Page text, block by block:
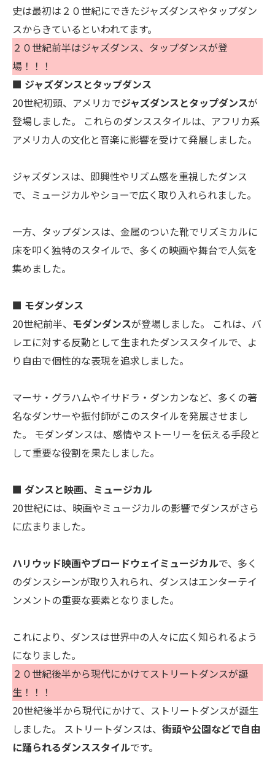
史は最初は２０世紀にできたジャズダンスやタップダン
スからきているといわれてます。
２０世紀前半はジャズダンス、タップダンスが登
場！！！
■ ジャズダンスとタップダンス
20世紀初頭、アメリカでジャズダンスとタップダンスが
登場しました。 これらのダンススタイルは、アフリカ系
アメリカ人の文化と音楽に影響を受けて発展しました。
ジャズダンスは、即興性やリズム感を重視したダンス
で、ミュージカルやショーで広く取り入れられました。
一方、タップダンスは、金属のついた靴でリズミカルに
床を叩く独特のスタイルで、多くの映画や舞台で人気を
集めました。
■ モダンダンス
20世紀前半、 モダンダンスが登場しました。 これは、バ
レエに対する反動として生まれたダンススタイルで、よ
り自由で個性的な表現を追求しました。
マーサ・グラハムやイサドラ・ダンカンなど、多くの著
名なダンサーや振付師がこのスタイルを発展させまし
た。 モダンダンスは、感情やストーリーを伝える手段と
して重要な役割を果たしました。
■ ダンスと映画、ミュージカル
20世紀には、映画やミュージカルの影響でダンスがさら
に広まりました。
ハリウッド映画やブロードウェイミュージカルで、多く
のダンスシーンが取り入れられ、ダンスはエンターテイ
ンメントの重要な要素となりました。
これにより、ダンスは世界中の人々に広く知られるよう
になりました。
２０世紀後半から現代にかけてストリートダンスが誕
生！！！
20世紀後半から現代にかけて、ストリートダンスが誕生
しました。 ストリートダンスは、 街頭や公園などで自由
に踊られるダンススタイルです。